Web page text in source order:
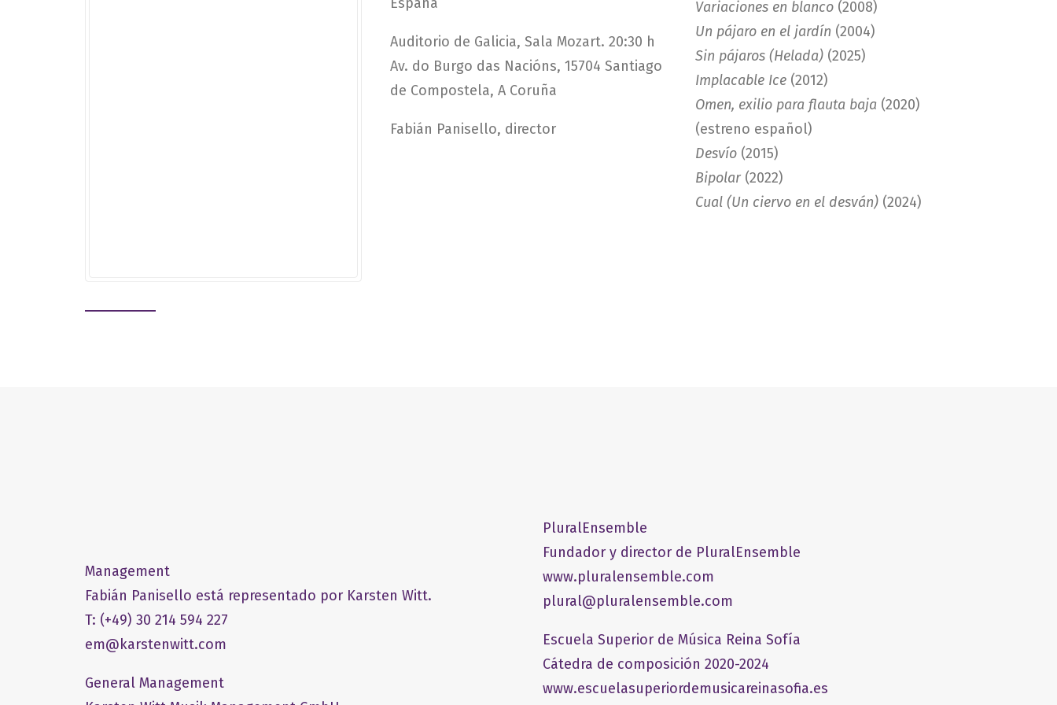
Auditorio de Galicia, Sala Mozart. 20:30 h
Av. do Burgo das Nacións, 15704 Santiago
de Compostela, A Coruña
Fabián Panisello, director
Variaciones en blanco (2008)
Un pájaro en el jardín (2004)
Sin pájaros (Helada) (2025)
Implacable Ice (2012)
Omen, exilio para flauta baja (2020)
(estreno español)
Desvío (2015)
Bipolar(2022)
Cual (Un ciervo en el desván) (2024)
Management
Fabián Panisello está representado por Karsten Witt.
T: (+49) 30 214 594 227
em@karstenwitt.com
General Management
PluralEnsemble
Fundador y director de PluralEnsemble
www.pluralensemble.com
plural@pluralensemble.com
Escuela Superior de Música Reina Sofía
Cátedra de composición 2020-2024
www.escuelasuperiordemusicareinasofia.es